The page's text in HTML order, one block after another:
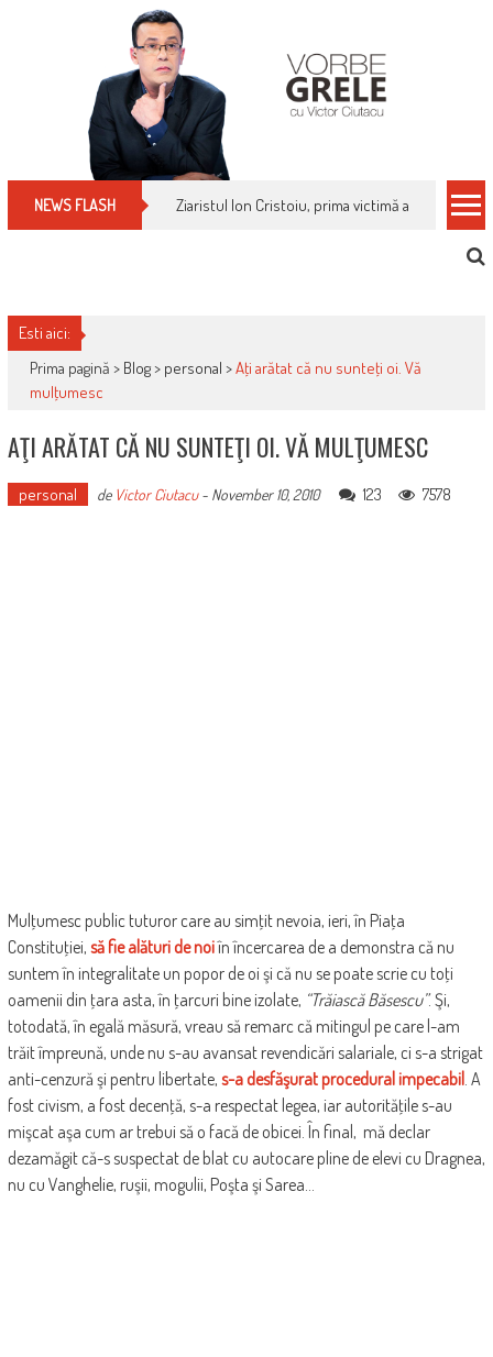
NEWS FLASH Cum îți schimbi, rapid, gratuit și eficient,
Esti aici:
Prima pagină > Blog> personal >Aţi arătat că nu sunteţi oi. Vă
mulţumesc
AŢI ARĂTAT CĂ NU SUNTEŢI OI. VĂ MULŢUMESC
personal de Victor Ciutacu- November 10, 2010 123 7578
Mulţumesc public tuturor care au simţit nevoia, ieri, în Piaţa
Constituţiei, să fie alături de noiîn încercarea de a demonstra că nu
suntem în integralitate un popor de oi şi că nu se poate scrie cu toţi
oamenii din ţara asta, în ţarcuri bine izolate, “Trăiască Băsescu”. Şi,
totodată, în egală măsură, vreau să remarc că mitingul pe care l-am
trăit împreună, unde nu s-au avansat revendicări salariale, ci s-a strigat
anti-cenzură şi pentru libertate, s-a desfăşurat procedural impecabil. A
fost civism, a fost decenţă, s-a respectat legea, iar autorităţile s-au
mişcat aşa cum ar trebui să o facă de obicei. În final, mă declar
dezamăgit că-s suspectat de blat cu autocare pline de elevi cu Dragnea,
nu cu Vanghelie, ruşii, mogulii, Poşta şi Sarea…